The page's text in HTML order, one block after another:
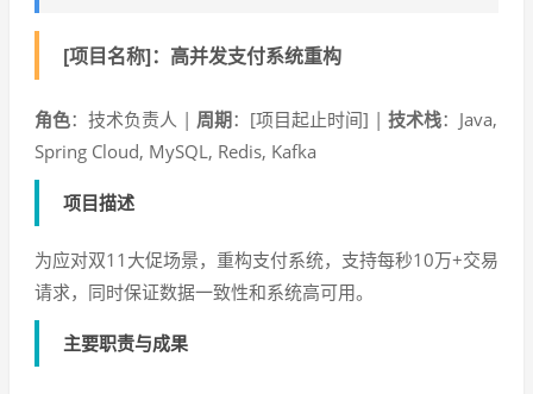
[项目名称]：高并发支付系统重构
角色：技术负责人 | 周期：[项目起止时间] | 技术栈：Java,
Spring Cloud, MySQL, Redis, Kafka
项目描述
为应对双11大促场景，重构支付系统，支持每秒10万+交易
请求，同时保证数据一致性和系统高可用。
主要职责与成果